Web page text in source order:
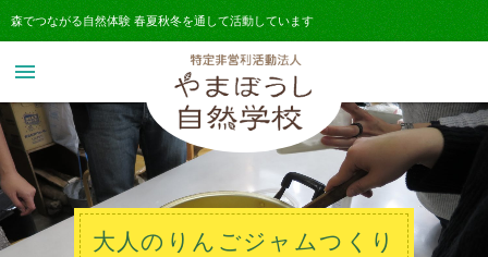
森でつながる自然体験 春夏秋冬を通して活動しています
menu
大人のりんごジャムつくり